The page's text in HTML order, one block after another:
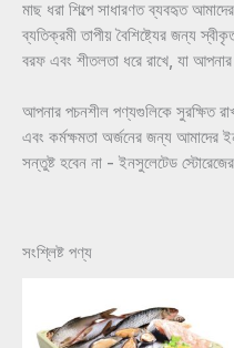
মাছ ধরা শিল্পে সাধারণত ব্যবহৃত
ব্যতিক্রমী তাপীয় বৈশিষ্ট্যের জন্য
বরফ এবং শীতলতা ধরে রাখে, যা
আপনার পচনশীল পণ্যগুলিকে সুরক্ষিত
এবং কর্মক্ষমতা অর্জনের জন্য আমাদের
সন্তুষ্ট হবেন না - ইনসুলেটেড
সংশ্লিষ্ট পণ্য